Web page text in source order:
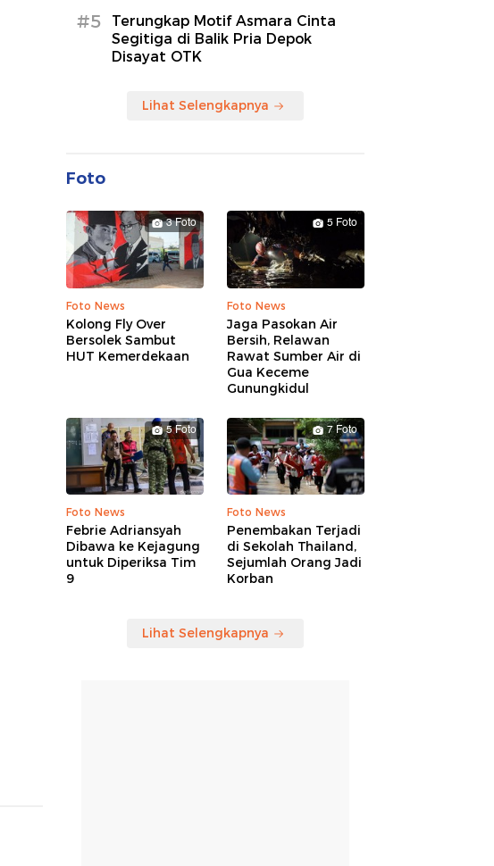
#5
Terungkap Motif Asmara Cinta
Segitiga di Balik Pria Depok
Disayat OTK
Lihat Selengkapnya
Foto
3 Foto
Foto News
Kolong Fly Over
Bersolek Sambut
HUT Kemerdekaan
5 Foto
Foto News
Jaga Pasokan Air
Bersih, Relawan
Rawat Sumber Air di
Gua Keceme
Gunungkidul
5 Foto
Foto News
Febrie Adriansyah
Dibawa ke Kejagung
untuk Diperiksa Tim
9
7 Foto
Foto News
Penembakan Terjadi
di Sekolah Thailand,
Sejumlah Orang Jadi
Korban
Lihat Selengkapnya